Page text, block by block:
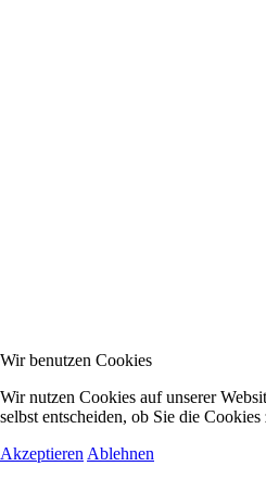
Wir benutzen Cookies
Wir nutzen Cookies auf unserer
selbst entscheiden, ob Sie die
Akzeptieren Ablehnen